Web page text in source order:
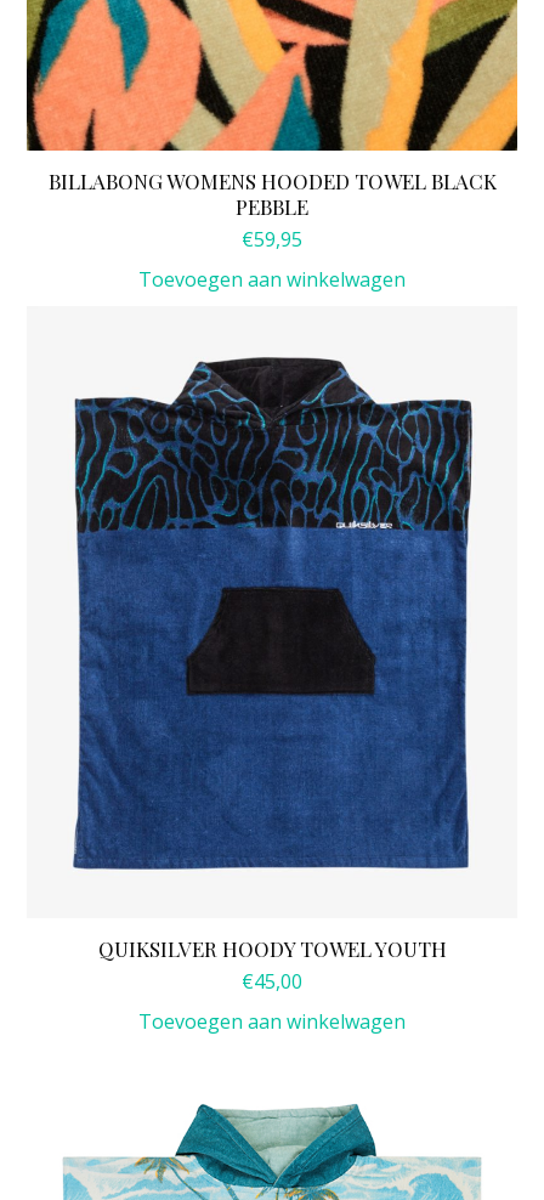
BILLABONG WOMENS HOODED TOWEL BLACK
PEBBLE
€59,95
Toevoegen aan winkelwagen
QUIKSILVER HOODY TOWEL YOUTH
€45,00
Toevoegen aan winkelwagen